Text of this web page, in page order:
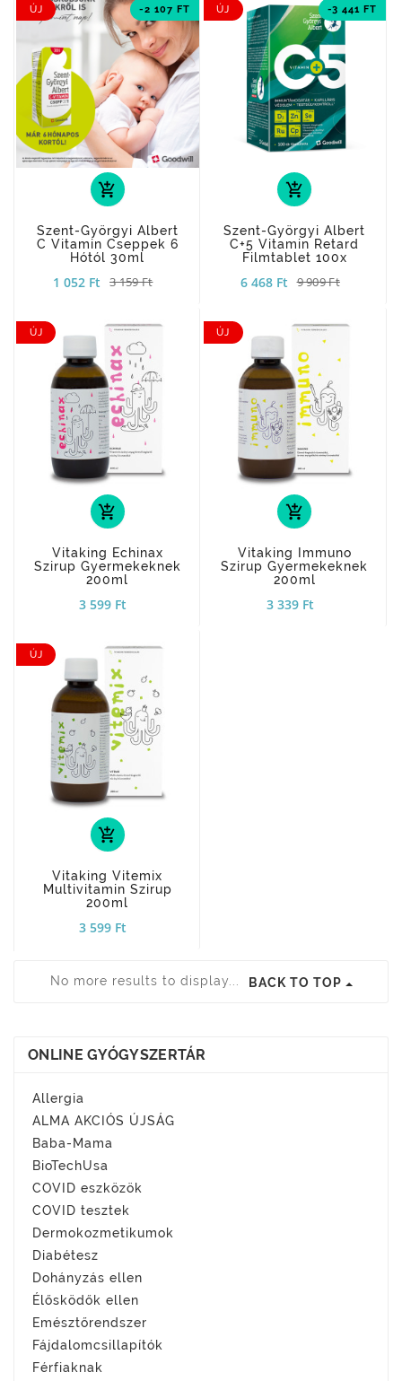
ÚJ -2 107 FT
add_shopping_cart
Szent-Györgyi Albert
C Vitamin Cseppek 6
Hótól 30ml
1 052 Ft 3 159 Ft
ÚJ -3 441 FT
add_shopping_cart
Szent-Györgyi Albert
C+5 Vitamin Retard
Filmtablet 100x
6 468 Ft 9 909 Ft
ÚJ
add_shopping_cart
Vitaking Echinax
Szirup Gyermekeknek
200ml
3 599 Ft
ÚJ
add_shopping_cart
Vitaking Immuno
Szirup Gyermekeknek
200ml
3 339 Ft
ÚJ
add_shopping_cart
Vitaking Vitemix
Multivitamin Szirup
200ml
3 599 Ft
No more results to display... BACK TO TOP
ONLINE GYÓGYSZERTÁR
Allergia
ALMA AKCIÓS ÚJSÁG
Baba-Mama
BioTechUsa
COVID eszközök
COVID tesztek
Dermokozmetikumok
Diabétesz
Dohányzás ellen
Élősködők ellen
Emésztőrendszer
Fájdalomcsillapítók
Férfiaknak